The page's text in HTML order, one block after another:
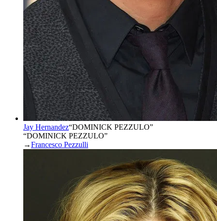
Jay Hernandez“DOMINICK PEZZULO”
“DOMINICK PEZZULO”
→Francesco Pezzulli